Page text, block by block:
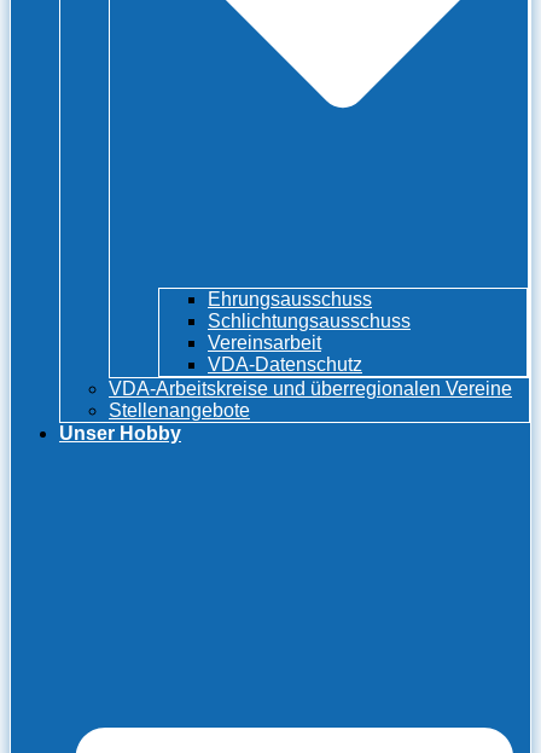
Ehrungsausschuss
Schlichtungsausschuss
Vereinsarbeit
VDA-Datenschutz
VDA-Arbeitskreise und überregionalen Vereine
Stellenangebote
Unser Hobby